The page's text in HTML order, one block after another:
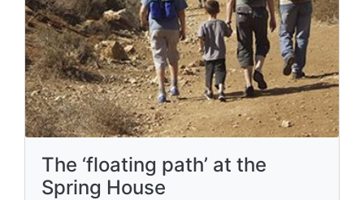
The ‘floating path’ at the
Spring House